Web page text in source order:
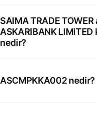
SAIMA TRADE
ASKARIBANK
nedir?
ASCMPKKA002 nedir?